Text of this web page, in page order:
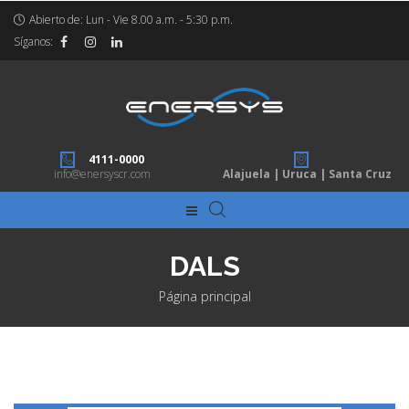
Abierto de: Lun - Vie 8.00 a.m. - 5:30 p.m.
Síganos:
4111-0000
info@enersyscr.com
Alajuela | Uruca | Santa Cruz
DALS
Página principal